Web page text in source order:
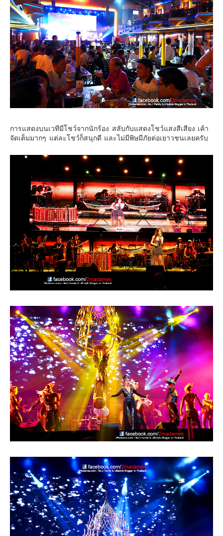
การแสดงบนเวทีมีโชว์จากนักร้อง สลับกับแสดงโชว์แสงสีเสียง เค้า
จัดเต็มมากๆ แต่ละโชว์ก็สนุกดี และไม่มีพิษมีภัยต่อเยาวชนเลยครับ